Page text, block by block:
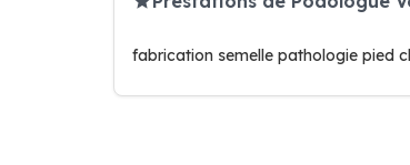
fabrication semelle pathologie pied